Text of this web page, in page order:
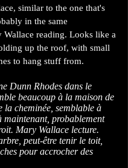
similar to the one that's
in the same
Wallace reading. Looks like a
up the roof, with small
to hang stuff from.
Dunn Rhodes dans le
beaucoup à la maison de
la cheminée, semblable à
maintenant, probablement
Mary Wallace lecture.
peut-être tenir le toit,
pour accrocher des